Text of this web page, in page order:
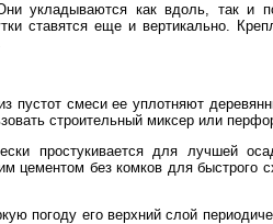
укладываются как вдоль, так и
ставятся еще и вертикально.
пустот смеси ее уплотняют
строительный миксер или
простукивается для лучшей
цементом без комков для быстрого
погоду его верхний слой